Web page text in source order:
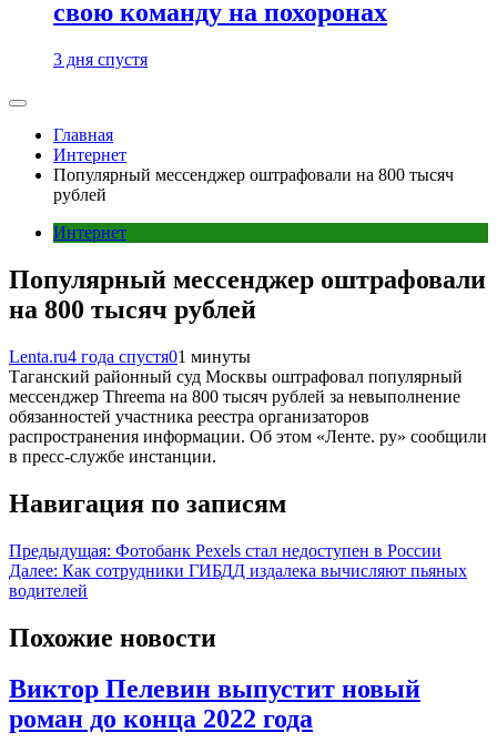
свою команду на похоронах
3 дня спустя
Главная
Интернет
Популярный мессенджер оштрафовали на 800 тысяч
рублей
Интернет
Популярный мессенджер оштрафовали
на 800 тысяч рублей
Lenta.ru4 года спустя01 минуты
Таганский районный суд Москвы оштрафовал популярный
мессенджер Threema на 800 тысяч рублей за невыполнение
обязанностей участника реестра организаторов
распространения информации. Об этом «Ленте. ру» сообщили
в пресс-службе инстанции.
Навигация по записям
Предыдущая: Фотобанк Pexels стал недоступен в России
Далее: Как сотрудники ГИБДД издалека вычисляют пьяных
водителей
Похожие новости
Виктор Пелевин выпустит новый
роман до конца 2022 года